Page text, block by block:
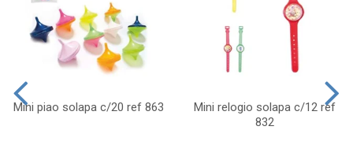
Mini piao solapa c/20 ref 863
Mini relogio solapa c/12 ref
832